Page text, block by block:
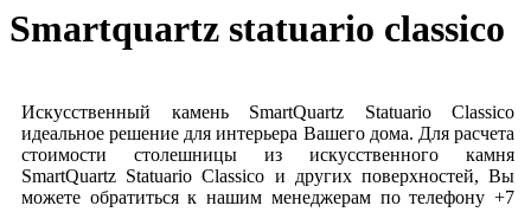
Smartquartz statuario classico
Искусственный камень SmartQuartz Statuario Classico
идеальное решение для интерьера Вашего дома. Для расчета
стоимости столешницы из искусственного камня
SmartQuartz Statuario Classico и других поверхностей, Вы
можете обратиться к нашим менеджерам по телефону +7